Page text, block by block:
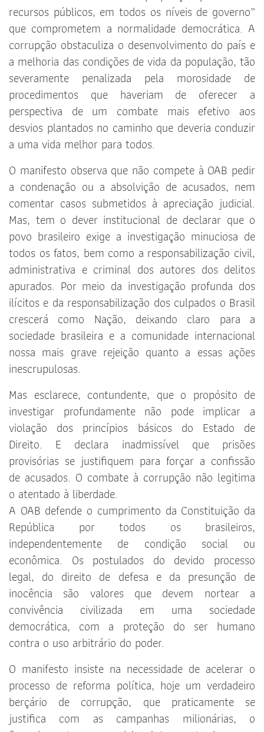
recursos públicos, em todos os níveis de governo”
que comprometem a normalidade democrática. A
corrupção obstaculiza o desenvolvimento do país e
a melhoria das condições de vida da população, tão
severamente penalizada pela morosidade de
procedimentos que haveriam de oferecer a
perspectiva de um combate mais efetivo aos
desvios plantados no caminho que deveria conduzir
a uma vida melhor para todos.
O manifesto observa que não compete à OAB pedir
a condenação ou a absolvição de acusados, nem
comentar casos submetidos à apreciação judicial.
Mas, tem o dever institucional de declarar que o
povo brasileiro exige a investigação minuciosa de
todos os fatos, bem como a responsabilização civil,
administrativa e criminal dos autores dos delitos
apurados. Por meio da investigação profunda dos
ilícitos e da responsabilização dos culpados o Brasil
crescerá como Nação, deixando claro para a
sociedade brasileira e a comunidade internacional
nossa mais grave rejeição quanto a essas ações
inescrupulosas.
Mas esclarece, contundente, que o propósito de
investigar profundamente não pode implicar a
violação dos princípios básicos do Estado de
Direito. E declara inadmissível que prisões
provisórias se justifiquem para forçar a confissão
de acusados. O combate à corrupção não legitima
o atentado à liberdade.
A OAB defende o cumprimento da Constituição da
República por todos os brasileiros,
independentemente de condição social ou
econômica. Os postulados do devido processo
legal, do direito de defesa e da presunção de
inocência são valores que devem nortear a
convivência civilizada em uma sociedade
democrática, com a proteção do ser humano
contra o uso arbitrário do poder.
O manifesto insiste na necessidade de acelerar o
processo de reforma política, hoje um verdadeiro
berçário de corrupção, que praticamente se
justifica com as campanhas milionárias, o